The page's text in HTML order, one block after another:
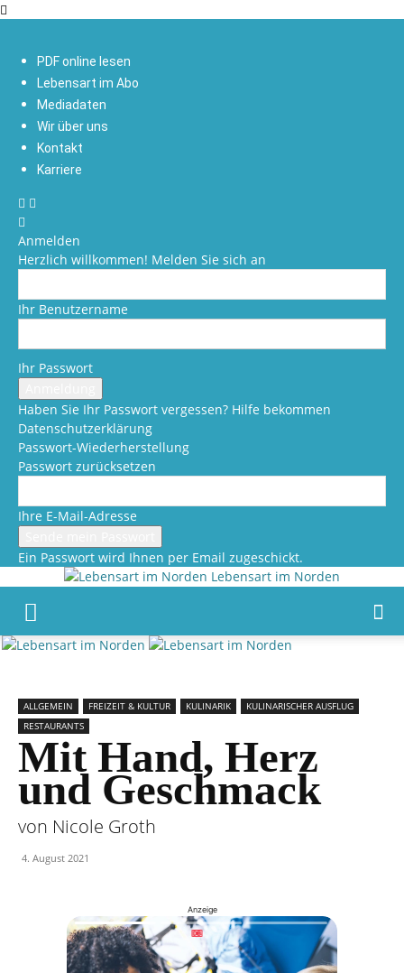
PDF online lesen
Lebensart im Abo
Mediadaten
Wir über uns
Kontakt
Karriere
Anmelden
Herzlich willkommen! Melden Sie sich an
Ihr Benutzername
Ihr Passwort
Haben Sie Ihr Passwort vergessen? Hilfe bekommen
Datenschutzerklärung
Passwort-Wiederherstellung
Passwort zurücksetzen
Ihre E-Mail-Adresse
Ein Passwort wird Ihnen per Email zugeschickt.
Lebensart im Norden
ALLGEMEIN FREIZEIT & KULTUR KULINARIK
KULINARISCHER AUSFLUG
RESTAURANTS
Mit Hand, Herz
und Geschmack
von Nicole Groth
4. August 2021
Anzeige